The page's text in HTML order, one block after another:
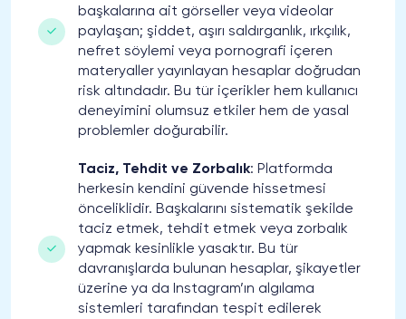
başkalarına ait görseller veya videolar
paylaşan; şiddet, aşırı saldırganlık, ırkçılık,
nefret söylemi veya pornografi içeren
materyaller yayınlayan hesaplar doğrudan
risk altındadır. Bu tür içerikler hem kullanıcı
deneyimini olumsuz etkiler hem de yasal
problemler doğurabilir.
Taciz, Tehdit ve Zorbalık: Platformda
herkesin kendini güvende hissetmesi
önceliklidir. Başkalarını sistematik şekilde
taciz etmek, tehdit etmek veya zorbalık
yapmak kesinlikle yasaktır. Bu tür
davranışlarda bulunan hesaplar, şikayetler
üzerine ya da Instagram’ın algılama
sistemleri tarafından tespit edilerek